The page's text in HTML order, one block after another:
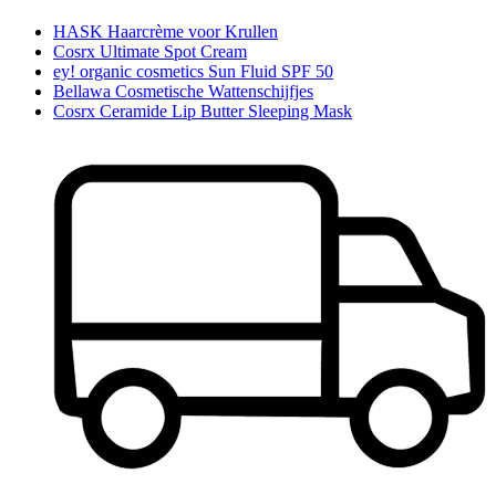
HASK Haarcrème voor Krullen
Cosrx Ultimate Spot Cream
ey! organic cosmetics Sun Fluid SPF 50
Bellawa Cosmetische Wattenschijfjes
Cosrx Ceramide Lip Butter Sleeping Mask